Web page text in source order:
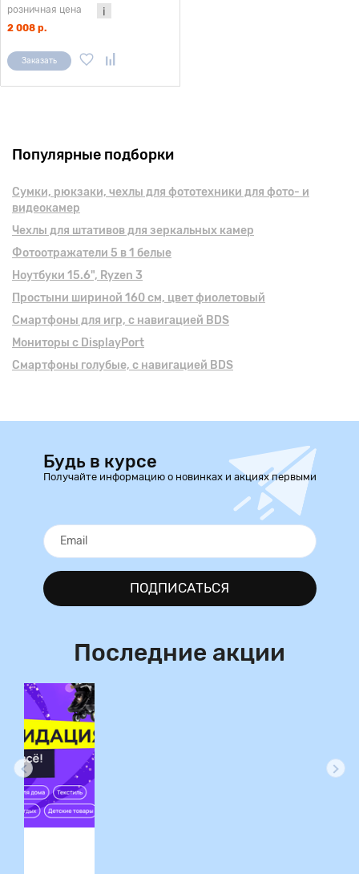
розничная цена
2 008 р.
Заказать
Популярные подборки
Сумки, рюкзаки, чехлы для фототехники для фото- и
видеокамер
Чехлы для штативов для зеркальных камер
Фотоотражатели 5 в 1 белые
Ноутбуки 15.6", Ryzen 3
Простыни шириной 160 см, цвет фиолетовый
Смартфоны для игр, с навигацией BDS
Мониторы с DisplayPort
Смартфоны голубые, с навигацией BDS
Будь в курсе
Получайте информацию о новинках и акциях первыми
ПОДПИСАТЬСЯ
Последние акции